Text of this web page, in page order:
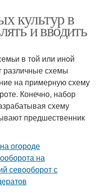
культур в
и вводить
в той или иной
различные схемы
на примерную схему
Конечно, набор
схему
предшественник